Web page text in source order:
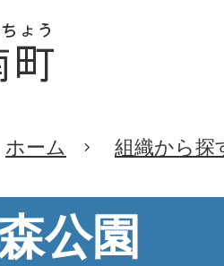
ホーム 組織から探
公園